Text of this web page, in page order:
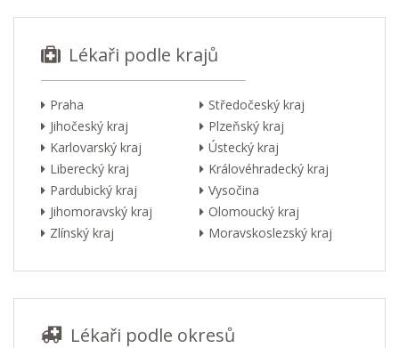
Lékaři podle krajů
Praha
Středočeský kraj
Jihočeský kraj
Plzeňský kraj
Karlovarský kraj
Ústecký kraj
Liberecký kraj
Královéhradecký kraj
Pardubický kraj
Vysočina
Jihomoravský kraj
Olomoucký kraj
Zlínský kraj
Moravskoslezský kraj
Lékaři podle okresů